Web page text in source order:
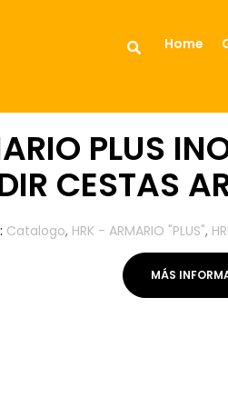
Home
PLUS
CESTAS
Catalogo, HRK - ARMARIO "PLUS",
MÁS